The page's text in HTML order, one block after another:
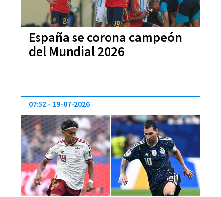
España se corona campeón
del Mundial 2026
07:52 19-07-2026